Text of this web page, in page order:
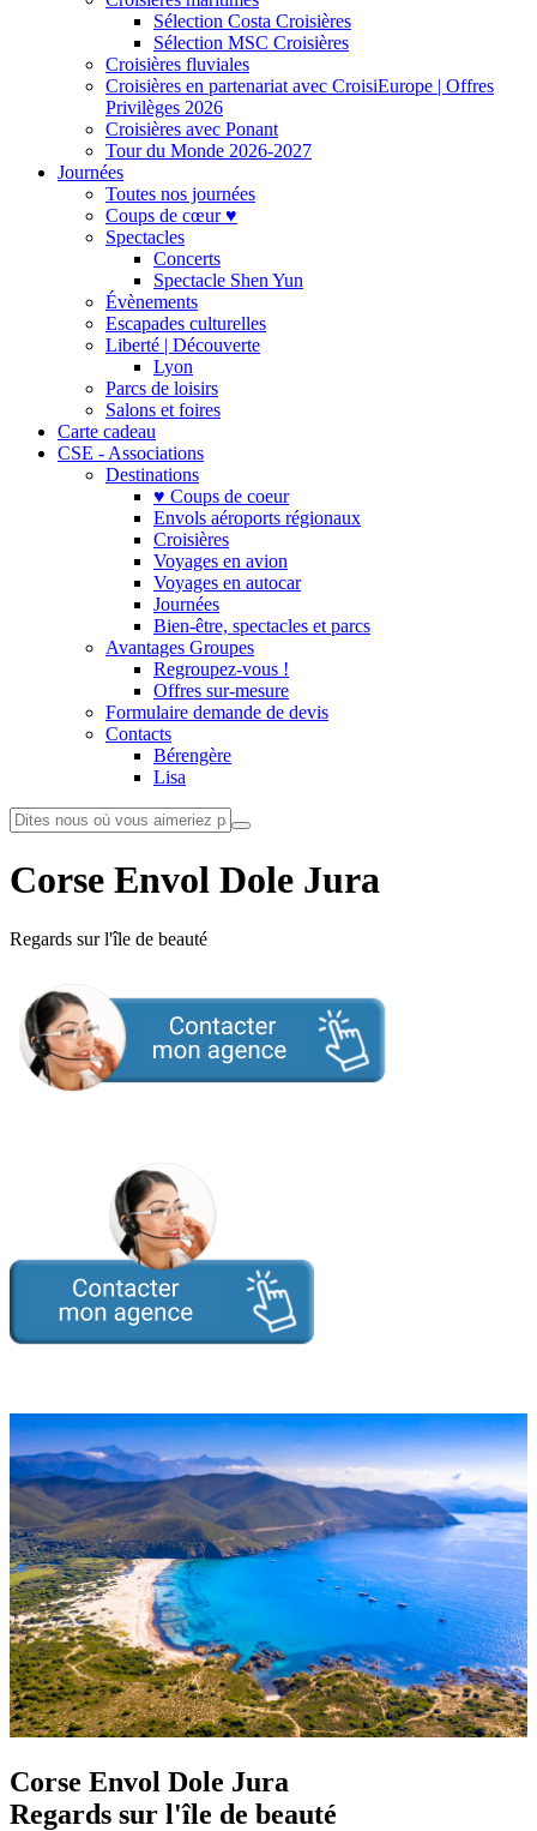
Sélection Costa Croisières
Sélection MSC Croisières
Croisières fluviales
Croisières en partenariat avec CroisiEurope | Offres
Privilèges 2026
Croisières avec Ponant
Tour du Monde 2026-2027
Journées
Toutes nos journées
Coups de cœur ♥
Spectacles
Concerts
Spectacle Shen Yun
Évènements
Escapades culturelles
Liberté | Découverte
Lyon
Parcs de loisirs
Salons et foires
Carte cadeau
CSE - Associations
Destinations
♥ Coups de coeur
Envols aéroports régionaux
Croisières
Voyages en avion
Voyages en autocar
Journées
Bien-être, spectacles et parcs
Avantages Groupes
Regroupez-vous !
Offres sur-mesure
Formulaire demande de devis
Contacts
Bérengère
Lisa
Corse Envol Dole Jura
Regards sur l'île de beauté
Corse Envol Dole Jura
Regards sur l'île de beauté